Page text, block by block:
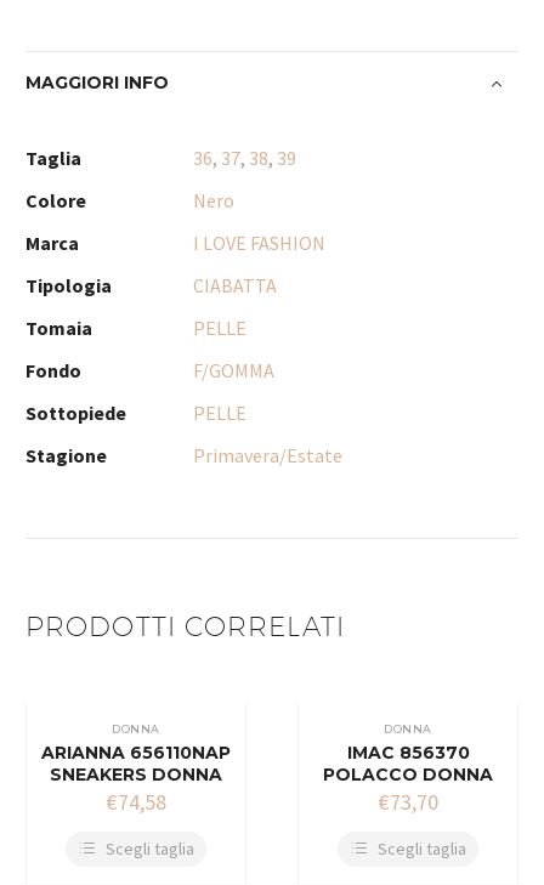
MAGGIORI INFO
Taglia 36, 37, 38, 39
Colore
Nero
Marca
I LOVE FASHION
Tipologia
CIABATTA
Tomaia
PELLE
Fondo
F/GOMMA
Sottopiede
PELLE
Stagione
Primavera/Estate
PRODOTTI CORRELATI
DONNA
ARIANNA 656110NAP
SNEAKERS DONNA
€74,58
Scegli taglia
DONNA
IMAC 856370
POLACCO DONNA
€73,70
Scegli taglia